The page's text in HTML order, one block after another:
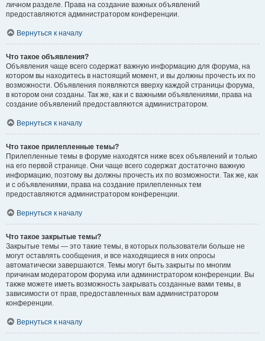
личном разделе. Права на создание важных объявлений
предоставляются администратором конференции.
Вернуться к началу
Что такое объявления?
Объявления чаще всего содержат важную информацию для форума, на
котором вы находитесь в настоящий момент, и вы должны прочесть их по
возможности. Объявления появляются вверху каждой страницы форума,
в котором они созданы. Так же, как и с важными объявлениями, права на
создание объявлений предоставляются администратором.
Вернуться к началу
Что такое прилепленные темы?
Прилепленные темы в форуме находятся ниже всех объявлений и только
на его первой странице. Они чаще всего содержат достаточно важную
информацию, поэтому вы должны прочесть их по возможности. Так же, как
и с объявлениями, права на создание прилепленных тем
предоставляются администратором конференции.
Вернуться к началу
Что такое закрытые темы?
Закрытые темы — это такие темы, в которых пользователи больше не
могут оставлять сообщения, и все находящиеся в них опросы
автоматически завершаются. Темы могут быть закрыты по многим
причинам модератором форума или администратором конференции. Вы
также можете иметь возможность закрывать созданные вами темы, в
зависимости от прав, предоставленных вам администратором
конференции.
Вернуться к началу